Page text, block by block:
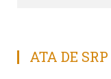
ATA DE SRP